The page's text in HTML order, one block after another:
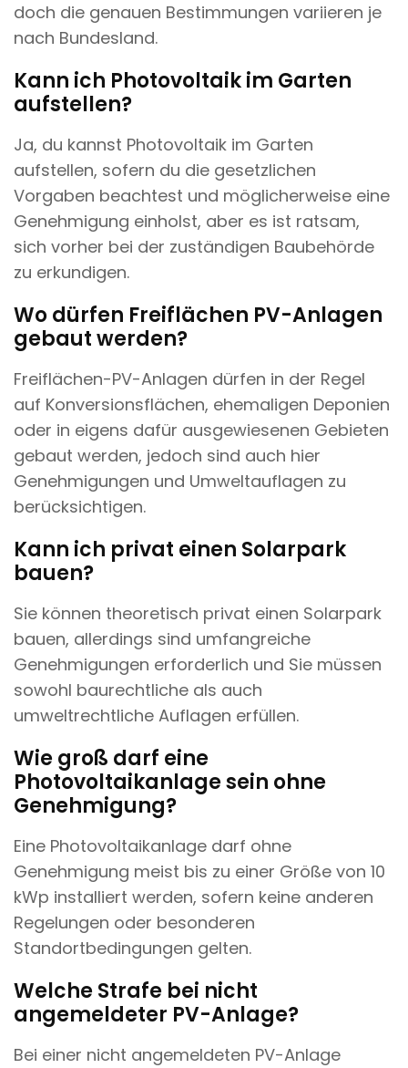
doch die genauen Bestimmungen variieren je
nach Bundesland.
Kann ich Photovoltaik im Garten
aufstellen?
Ja, du kannst Photovoltaik im Garten
aufstellen, sofern du die gesetzlichen
Vorgaben beachtest und möglicherweise eine
Genehmigung einholst, aber es ist ratsam,
sich vorher bei der zuständigen Baubehörde
zu erkundigen.
Wo dürfen Freiflächen PV-Anlagen
gebaut werden?
Freiflächen-PV-Anlagen dürfen in der Regel
auf Konversionsflächen, ehemaligen Deponien
oder in eigens dafür ausgewiesenen Gebieten
gebaut werden, jedoch sind auch hier
Genehmigungen und Umweltauflagen zu
berücksichtigen.
Kann ich privat einen Solarpark
bauen?
Sie können theoretisch privat einen Solarpark
bauen, allerdings sind umfangreiche
Genehmigungen erforderlich und Sie müssen
sowohl baurechtliche als auch
umweltrechtliche Auflagen erfüllen.
Wie groß darf eine
Photovoltaikanlage sein ohne
Genehmigung?
Eine Photovoltaikanlage darf ohne
Genehmigung meist bis zu einer Größe von 10
kWp installiert werden, sofern keine anderen
Regelungen oder besonderen
Standortbedingungen gelten.
Welche Strafe bei nicht
angemeldeter PV-Anlage?
Bei einer nicht angemeldeten PV-Anlage